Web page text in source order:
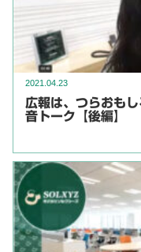
2021.04.23
広報は、つらおも
音トーク【後編】